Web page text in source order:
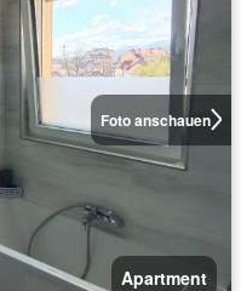
Foto anschauen
Apartment